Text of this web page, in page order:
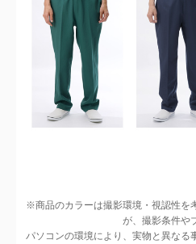
※商品のカラーは撮影環境・視認性を
が、撮影条件や
パソコンの環境により、実物と異なる